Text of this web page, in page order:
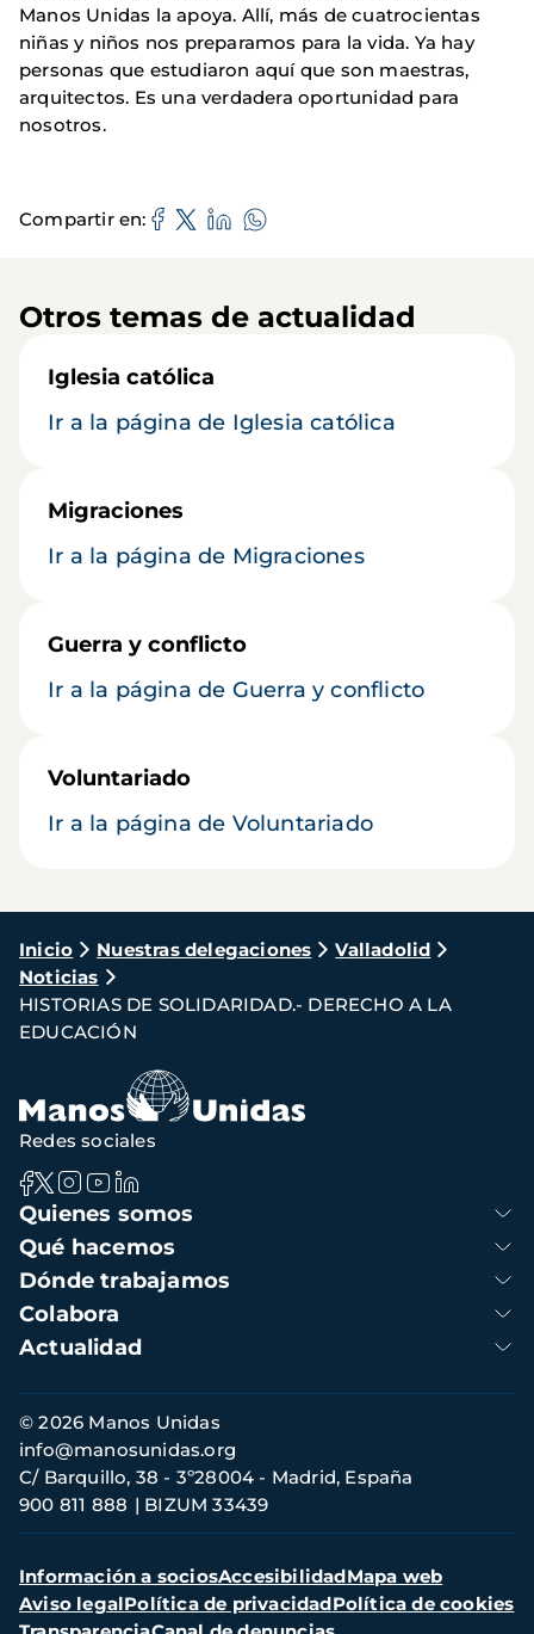
Manos Unidas la apoya. Allí, más de cuatrocientas
niñas y niños nos preparamos para la vida. Ya hay
personas que estudiaron aquí que son maestras,
arquitectos. Es una verdadera oportunidad para
nosotros.
Compartir en
Otros temas de actualidad
Iglesia católica
Ir a la página de Iglesia católica
Migraciones
Ir a la página de Migraciones
Guerra y conflicto
Ir a la página de Guerra y conflicto
Voluntariado
Ir a la página de Voluntariado
Ruta
de
navegación
Inicio Nuestras delegaciones
Valladolid
Noticias
HISTORIAS DE SOLIDARIDAD.- DERECHO A LA
EDUCACIÓN
Navegación
principal
Quienes somos
Qué hacemos
Dónde trabajamos
Colabora
Actualidad
Redes sociales
Información
de
contacto
© 2026 Manos Unidas
C/ Barquillo, 38 - 3º28004 - Madrid, España
900 811 888
BIZUM 33439
info@manosunidas.org
Menú
secundario
Información a sociosAccesibilidadMapa web
Aviso legalPolítica de privacidadPolítica de cookies